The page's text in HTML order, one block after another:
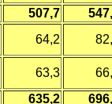
507,7
64,2
63,3
635,2